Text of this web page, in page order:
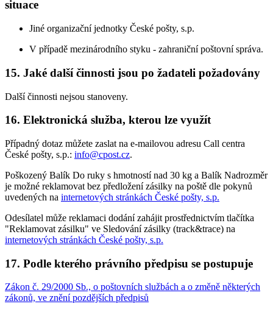
situace
Jiné organizační jednotky České pošty, s.p.
V případě mezinárodního styku - zahraniční poštovní správa.
15. Jaké další činnosti jsou po žadateli požadovány
Další činnosti nejsou stanoveny.
16. Elektronická služba, kterou lze využít
Případný dotaz můžete zaslat na e-mailovou adresu Call centra
České pošty, s.p.: info@cpost.cz.
Poškozený Balík Do ruky s hmotností nad 30 kg a Balík Nadrozměr
je možné reklamovat bez předložení zásilky na poště dle pokynů
uvedených na internetových stránkách České pošty, s.p.
Odesílatel může reklamaci dodání zahájit prostřednictvím tlačítka
"Reklamovat zásilku" ve Sledování zásilky (track&trace) na
internetových stránkách České pošty, s.p.
17. Podle kterého právního předpisu se postupuje
Zákon č. 29/2000 Sb., o poštovních službách a o změně některých
zákonů, ve znění pozdějších předpisů